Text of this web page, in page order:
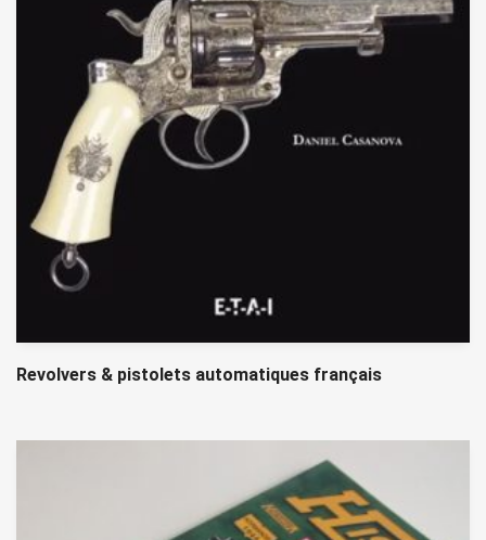
Revolvers & pistolets automatiques français